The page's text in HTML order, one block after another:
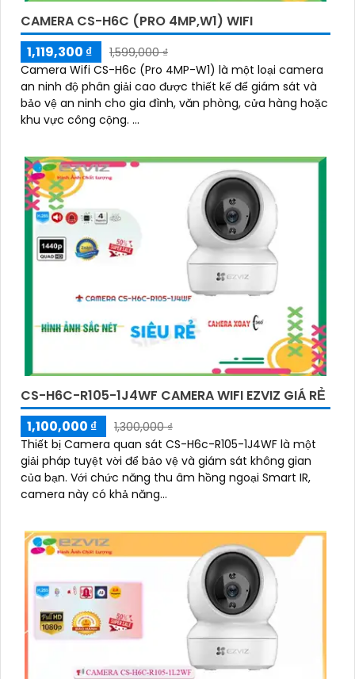
CAMERA CS-H6C (PRO 4MP,W1) WIFI
1,119,300 ₫
1,599,000 ₫
Camera Wifi CS-H6c (Pro 4MP-W1) là một loại camera
an ninh độ phân giải cao được thiết kế để giám sát và
bảo vệ an ninh cho gia đình, văn phòng, cửa hàng hoặc
khu vực công cộng. ...
CS-H6C-R105-1J4WF CAMERA WIFI EZVIZ GIÁ RẺ
1,100,000 ₫
1,300,000 ₫
Thiết bị Camera quan sát CS-H6c-R105-1J4WF là một
giải pháp tuyệt vời để bảo vệ và giám sát không gian
của bạn. Với chức năng thu âm hồng ngoại Smart IR,
camera này có khả năng...